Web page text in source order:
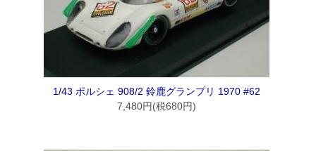
1/43 ポルシェ 908/2 鈴鹿グランプリ 1970 #62
7,480円(税680円)